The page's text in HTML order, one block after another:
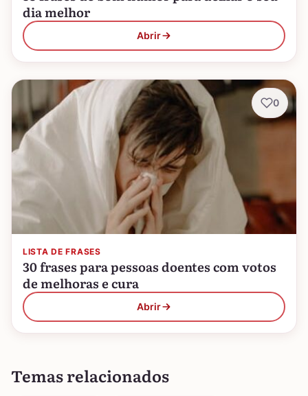
dia melhor
Abrir
LISTA DE FRASES
30 frases para pessoas doentes com votos
de melhoras e cura
Abrir
0
Temas relacionados